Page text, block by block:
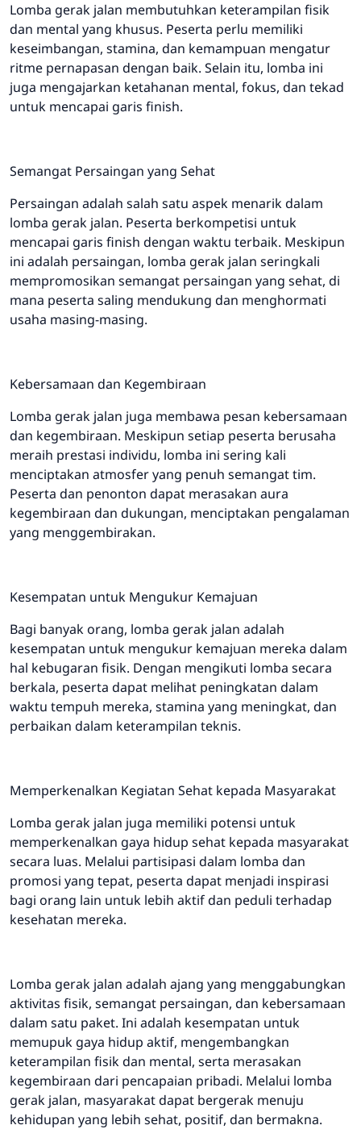
Lomba gerak jalan membutuhkan keterampilan fisik
dan mental yang khusus. Peserta perlu memiliki
keseimbangan, stamina, dan kemampuan mengatur
ritme pernapasan dengan baik. Selain itu, lomba ini
juga mengajarkan ketahanan mental, fokus, dan tekad
untuk mencapai garis finish.
Semangat Persaingan yang Sehat
Persaingan adalah salah satu aspek menarik dalam
lomba gerak jalan. Peserta berkompetisi untuk
mencapai garis finish dengan waktu terbaik. Meskipun
ini adalah persaingan, lomba gerak jalan seringkali
mempromosikan semangat persaingan yang sehat, di
mana peserta saling mendukung dan menghormati
usaha masing-masing.
Kebersamaan dan Kegembiraan
Lomba gerak jalan juga membawa pesan kebersamaan
dan kegembiraan. Meskipun setiap peserta berusaha
meraih prestasi individu, lomba ini sering kali
menciptakan atmosfer yang penuh semangat tim.
Peserta dan penonton dapat merasakan aura
kegembiraan dan dukungan, menciptakan pengalaman
yang menggembirakan.
Kesempatan untuk Mengukur Kemajuan
Bagi banyak orang, lomba gerak jalan adalah
kesempatan untuk mengukur kemajuan mereka dalam
hal kebugaran fisik. Dengan mengikuti lomba secara
berkala, peserta dapat melihat peningkatan dalam
waktu tempuh mereka, stamina yang meningkat, dan
perbaikan dalam keterampilan teknis.
Memperkenalkan Kegiatan Sehat kepada Masyarakat
Lomba gerak jalan juga memiliki potensi untuk
memperkenalkan gaya hidup sehat kepada masyarakat
secara luas. Melalui partisipasi dalam lomba dan
promosi yang tepat, peserta dapat menjadi inspirasi
bagi orang lain untuk lebih aktif dan peduli terhadap
kesehatan mereka.
Lomba gerak jalan adalah ajang yang menggabungkan
aktivitas fisik, semangat persaingan, dan kebersamaan
dalam satu paket. Ini adalah kesempatan untuk
memupuk gaya hidup aktif, mengembangkan
keterampilan fisik dan mental, serta merasakan
kegembiraan dari pencapaian pribadi. Melalui lomba
gerak jalan, masyarakat dapat bergerak menuju
kehidupan yang lebih sehat, positif, dan bermakna.